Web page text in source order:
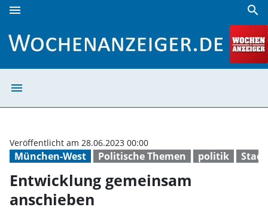
menu search
menu
München-West Politische Themen politik
Veröffentlicht am 28.06.2023 00:00
Entwicklung gemeinsam
anschieben